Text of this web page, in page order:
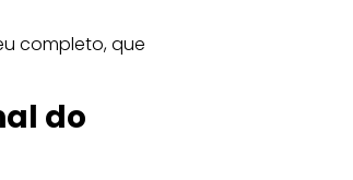
completo, que
do